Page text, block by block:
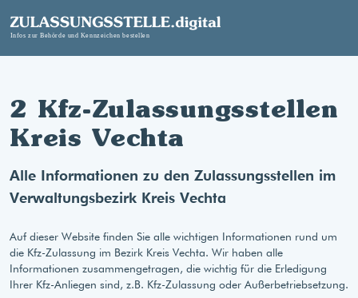
2 Kfz-Zulassungsstellen
Kreis Vechta
Alle Informationen zu den Zulassungsstellen im
Verwaltungsbezirk Kreis Vechta
Auf dieser Website finden Sie alle wichtigen Informationen rund um
die Kfz-Zulassung im Bezirk Kreis Vechta. Wir haben alle
Informationen zusammengetragen, die wichtig für die Erledigung
Ihrer Kfz-Anliegen sind, z.B. Kfz-Zulassung oder Außerbetriebsetzung.